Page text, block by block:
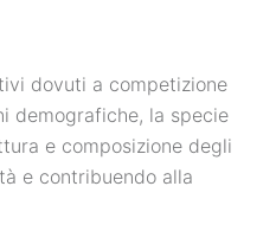
dovuti a competizione
demografiche, la specie
e composizione degli
e contribuendo alla